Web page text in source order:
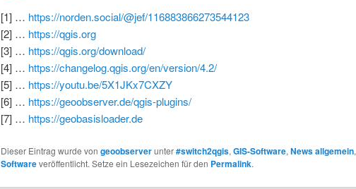
[1] … https://norden.social/@jef/116883866273544123
[2] … https://qgis.org
[3] … https://qgis.org/download/
[4] … https://changelog.qgis.org/en/version/4.2/
[5] … https://youtu.be/5X1JKx7CXZY
[6] … https://geoobserver.de/qgis-plugins/
[7] … https://geobasisloader.de
Dieser Eintrag wurde von geoobserverunter#switch2qgis, GIS-Software, News allgemein,
Softwareveröffentlicht. Setze ein Lesezeichen für den Permalink.